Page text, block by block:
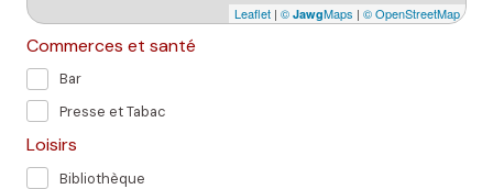
Leaflet | © JawgMaps | © OpenStreetMap
Commerces et santé
Bar
Presse et Tabac
Loisirs
Bibliothèque